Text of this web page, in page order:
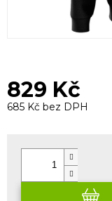
829 Kč
685 Kč bez DPH